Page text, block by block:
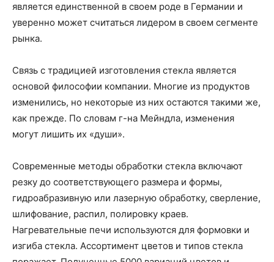
является единственной в своем роде в Германии и
уверенно может считаться лидером в своем сегменте
рынка.
Связь с традицией изготовления стекла является
основой философии компании. Многие из продуктов
изменились, но некоторые из них остаются такими же,
как прежде. По словам г-на Мейндла, изменения
могут лишить их «души».
Современные методы обработки стекла включают
резку до соответствующего размера и формы,
гидроабразивную или лазерную обработку, сверление,
шлифование, распил, полировку краев.
Нагревательные печи используются для формовки и
изгиба стекла. Ассортимент цветов и типов стекла